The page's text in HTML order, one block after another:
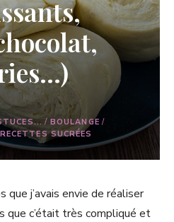
/ BOULANGE /
RECETTES SUCRÉES
j’avais envie de réaliser
que c’était très compliqué et